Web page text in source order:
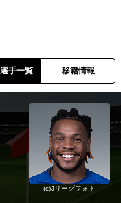
手一覧 移籍情報
(c)Jリーグフォト